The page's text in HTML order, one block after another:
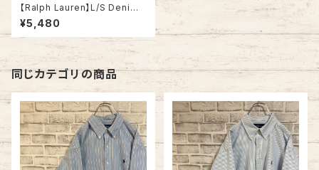
【Ralph Lauren】L/S Denim
Shirt M USA規格 L-XL相当 9
0s ポニーロゴ 赤ポニー 刺繍
ロゴ 胸ロゴ デニムシャツ BDシ
ャツ ゆるだぼ ビッグシルエット
オーバーサイズ USA アメリカ
古着
¥5,480
同じカテゴリの商品